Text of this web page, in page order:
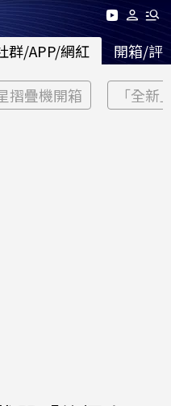
群/APP/網紅 開箱/評
摺疊機開箱 「全新